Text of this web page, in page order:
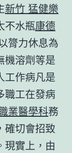
新竹 猛健樂
不水瓶康德
膂力休息為
機溶劑等是
工作病凡是
職工在發病
業醫學科務
確切會招致
現實上，由